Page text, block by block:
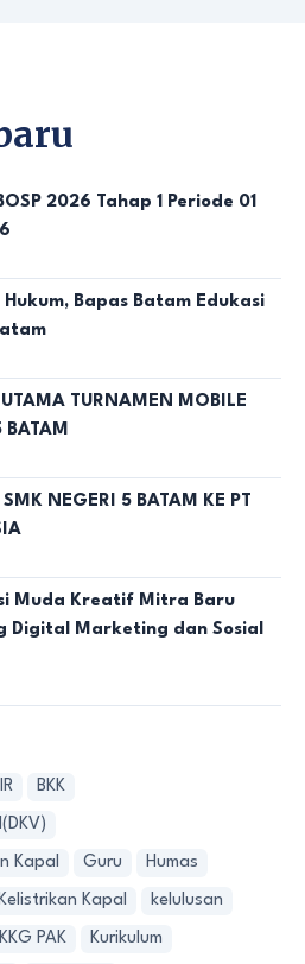
2026 Tahap 1 Periode 01
Bapas Batam Edukasi
TURNAMEN MOBILE
BATAM
NEGERI 5 BATAM KE PT
Muda Kreatif Mitra Baru
Digital Marketing dan Sosial
BKK
Kapal Guru Humas
Kapal kelulusan
KKG PAK Kurikulum